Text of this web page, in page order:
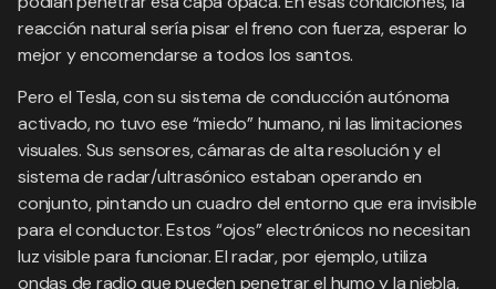
reacción natural sería pisar el freno con fuerza, esperar lo
mejor y encomendarse a todos los santos.
Pero el Tesla, con su sistema de conducción autónoma
activado, no tuvo ese “miedo” humano, ni las limitaciones
visuales. Sus sensores, cámaras de alta resolución y el
sistema de radar/ultrasónico estaban operando en
conjunto, pintando un cuadro del entorno que era invisible
para el conductor. Estos “ojos” electrónicos no necesitan
luz visible para funcionar. El radar, por ejemplo, utiliza
ondas de radio que pueden penetrar el humo y la niebla,